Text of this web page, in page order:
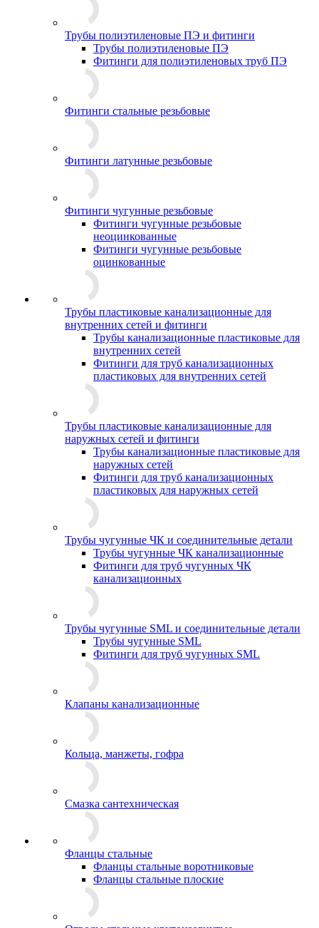
Трубы полиэтиленовые ПЭ и фитинги
Трубы полиэтиленовые ПЭ
Фитинги для полиэтиленовых труб ПЭ
Фитинги стальные резьбовые
Фитинги латунные резьбовые
Фитинги чугунные резьбовые
Фитинги чугунные резьбовые
неоцинкованные
Фитинги чугунные резьбовые
оцинкованные
Трубы пластиковые канализационные для
внутренних сетей и фитинги
Трубы канализационные пластиковые для
внутренних сетей
Фитинги для труб канализационных
пластиковых для внутренних сетей
Трубы пластиковые канализационные для
наружных сетей и фитинги
Трубы канализационные пластиковые для
наружных сетей
Фитинги для труб канализационных
пластиковых для наружных сетей
Трубы чугунные ЧК и соединительные детали
Трубы чугунные ЧК канализационные
Фитинги для труб чугунных ЧК
канализационных
Трубы чугунные SML и соединительные детали
Трубы чугунные SML
Фитинги для труб чугунных SML
Клапаны канализационные
Кольца, манжеты, гофра
Смазка сантехническая
Фланцы стальные
Фланцы стальные воротниковые
Фланцы стальные плоские